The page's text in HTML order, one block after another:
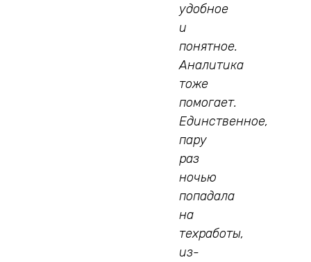
удобное
и
понятное.
Аналитика
тоже
помогает.
Единственное,
пару
раз
ночью
попадала
на
техработы,
из-